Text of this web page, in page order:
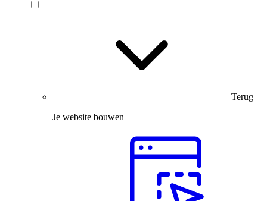
Terug
Je website bouwen